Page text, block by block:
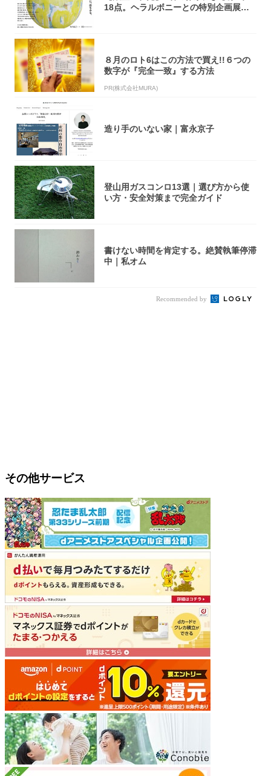
18点。ヘラルボニーとの特別企画展「G
８月のロト6はこの方法で買え!!６つの
数字が『完全一致』する方法
PR(株式会社MURA)
造り手のいない家｜富永京子
登山用ガスコンロ13選｜選び方から使
い方・安全対策まで完全ガイド
書けない時間を肯定する。絶賛執筆停滞
中｜私オム
Recommended by
その他サービス